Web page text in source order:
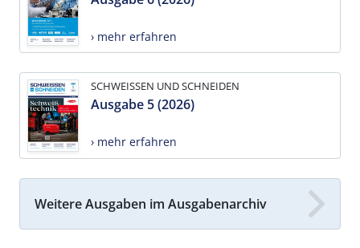
› mehr erfahren
SCHWEISSEN UND SCHNEIDEN
Ausgabe 5 (2026)
› mehr erfahren
Weitere Ausgaben im Ausgabenarchiv